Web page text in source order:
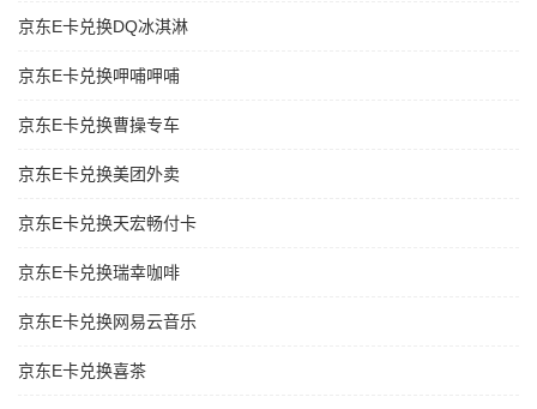
京东E卡兑换DQ冰淇淋
京东E卡兑换呷哺呷哺
京东E卡兑换曹操专车
京东E卡兑换美团外卖
京东E卡兑换天宏畅付卡
京东E卡兑换瑞幸咖啡
京东E卡兑换网易云音乐
京东E卡兑换喜茶